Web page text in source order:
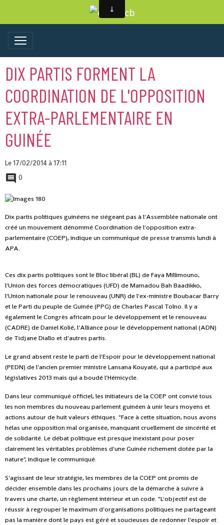
DIX PARTIS FORMENT LA
COORDINATION DE L'OPPOSITION
EXTRA-PARLEMENTAIRE EN
GUINÉE
Le 17/02/2014à 17:11
0
Dix partis politiques guinéens ne siégeant pas à l'Assemblée nationale ont
créé un mouvement dénommé Coordination de l'opposition extra-
parlementaire (COEP), indique un communiqué de presse transmis lundi à
APA.
Ces dix partis politiques sont le Bloc libéral (BL) de Faya Millimouno,
l'Union des forces démocratiques (UFD) de Mamadou Bah Baadikko,
l'Union nationale pour le renouveau (UNR) de l'ex-ministre Boubacar Barry
et le Parti du peuple de Guinée (PPG) de Charles Pascal Tolno. Il y a
également le Congrès africain pour le développement et le renouveau
(CADRE) de Daniel Kolié, l'Alliance pour le développement national (ADN)
de Tidjane Diallo et d'autres partis.
Le grand absent reste le parti de l'Espoir pour le développement national
(PEDN) de l'ancien premier ministre Lansana Kouyaté, qui a participé aux
législatives 2013 mais qui a boudé l'Hémicycle.
Dans leur communiqué officiel, les initiateurs de la COEP ont convié tous
les non membres du nouveau parlement guinéen à unir leurs moyens et
actions autour de huit valeurs éthiques. "Face à cette situation, nous avons
hélas une opposition mal organisée, manquant cruellement de sincérité et
de solidarité. Le débat politique est presque inexistant pour poser
clairement les véritables problèmes d'une Guinée richement dotée par la
nature", indique le communiqué.
S'agissant de leur stratégie, les membres de la COEP ont promis de
décider ensemble dans les prochains jours de la démarche à suivre à
travers une charte, un règlement intérieur et un code. "L'objectif est de
réussir à regrouper le maximum d'organisations politiques ne partageant
pas la manière dont le pays est géré et soucieuses de redonner l'espoir et